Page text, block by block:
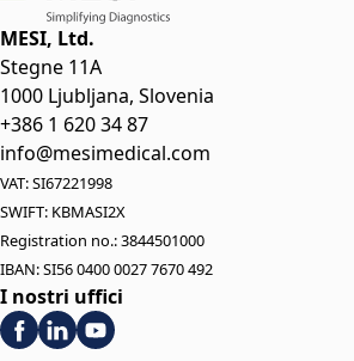
MESI, Ltd.
Stegne 11A
1000 Ljubljana, Slovenia
+386 1 620 34 87
info@mesimedical.com
VAT: SI67221998
SWIFT: KBMASI2X
Registration no.: 3844501000
IBAN: SI56 0400 0027 7670 492
I nostri uffici